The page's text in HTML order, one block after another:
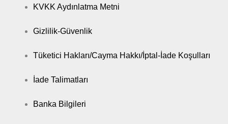
KVKK Aydınlatma Metni
Gizlilik-Güvenlik
Tüketici Hakları/Cayma Hakkı/İptal-İade Koşulları
İade Talimatları
Banka Bilgileri